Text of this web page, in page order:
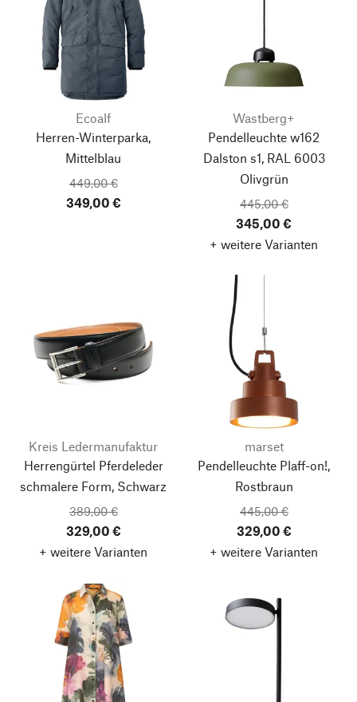
Ecoalf
Herren-Winterparka,
Mittelblau
449,00 €
349,00 €
Wastberg+
Pendelleuchte w162
Dalston s1, RAL 6003
Olivgrün
445,00 €
345,00 €
+ weitere Varianten
Kreis Ledermanufaktur
Herrengürtel Pferdeleder
schmalere Form, Schwarz
389,00 €
329,00 €
+ weitere Varianten
marset
Pendelleuchte Plaff-on!,
Rostbraun
445,00 €
329,00 €
+ weitere Varianten